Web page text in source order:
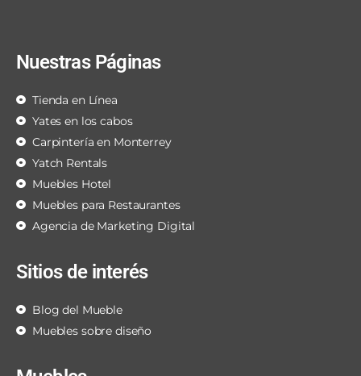
Nuestras Páginas
Tienda en Línea
Yates en los cabos
Carpintería en Monterrey
Yatch Rentals
Muebles Hotel
Muebles para Restaurantes
Agencia de Marketing Digital
Sitios de interés
Blog del Mueble
Muebles sobre diseño